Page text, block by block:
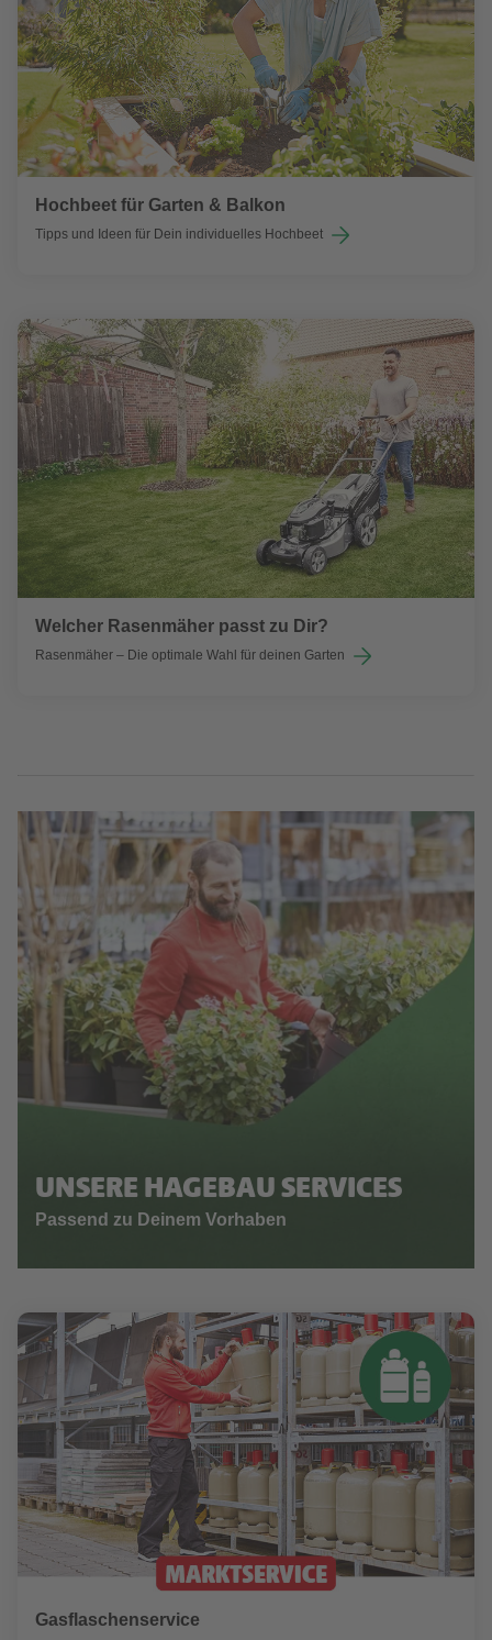
Hochbeet für Garten & Balkon
Tipps und Ideen für Dein individuelles Hochbeet
Welcher Rasenmäher passt zu Dir?
Rasenmäher – Die optimale Wahl für deinen Garten
UNSERE HAGEBAU SERVICES
Passend zu Deinem Vorhaben
Gasflaschenservice